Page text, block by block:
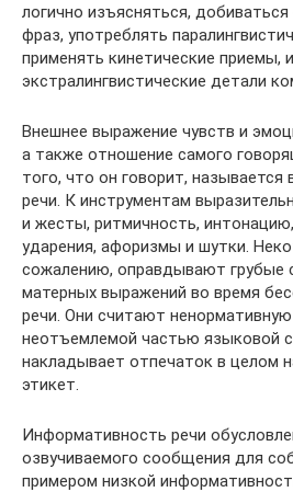
логично изъясняться,
фраз, употреблять
применять кинетические приемы,
экстралингвистические детали
Внешнее выражение чувств и
а также отношение самого
того, что он говорит,
речи. К инструментам
и жесты, ритмичность,
ударения, афоризмы и шутки.
сожалению, оправдывают грубые
матерных выражений во время
речи. Они считают ненормативную
неотъемлемой частью языковой
накладывает отпечаток в целом
этикет.
Информативность речи
озвучиваемого сообщения для
примером низкой